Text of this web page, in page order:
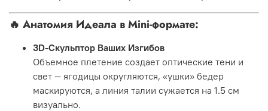
🔥 Анатомия Идеала в Mini-формате:
3D-Скульптор Ваших Изгибов
Объемное плетение создает оптические тени и
свет — ягодицы округляются, «ушки» бедер
маскируются, а линия талии сужается на 1.5 см
визуально.